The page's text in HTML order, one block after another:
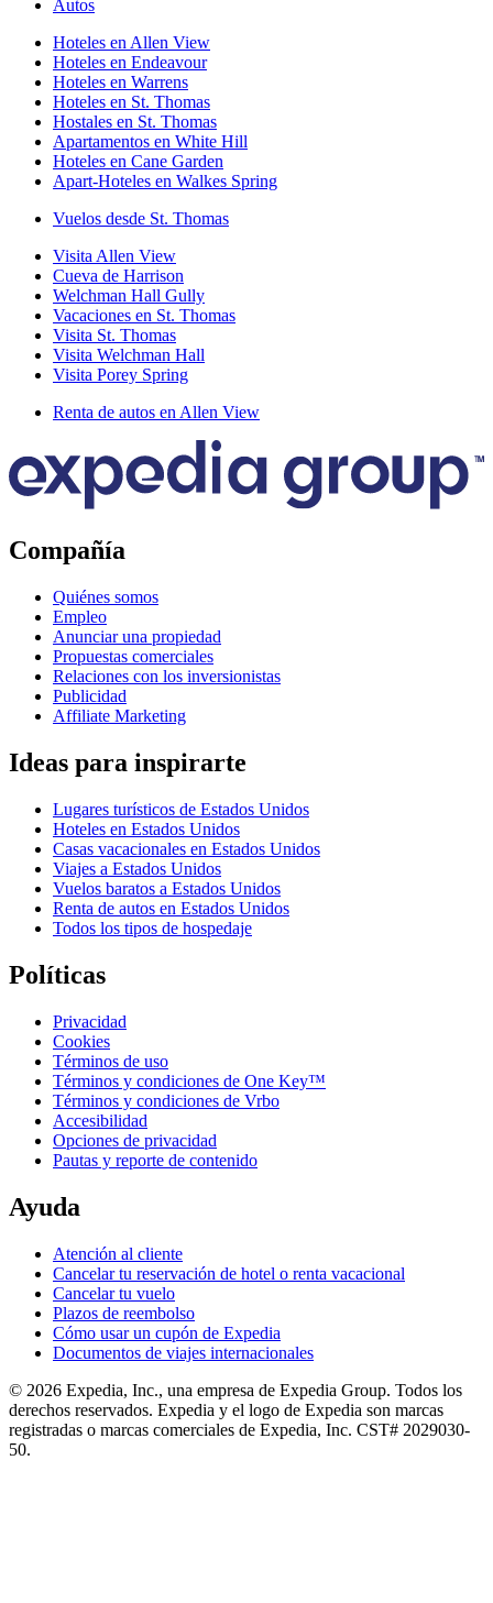
Autos
Hoteles en Allen View
Hoteles en Endeavour
Hoteles en Warrens
Hoteles en St. Thomas
Hostales en St. Thomas
Apartamentos en White Hill
Hoteles en Cane Garden
Apart-Hoteles en Walkes Spring
Vuelos desde St. Thomas
Visita Allen View
Cueva de Harrison
Welchman Hall Gully
Vacaciones en St. Thomas
Visita St. Thomas
Visita Welchman Hall
Visita Porey Spring
Renta de autos en Allen View
Compañía
Quiénes somos
Empleo
Anunciar una propiedad
Propuestas comerciales
Relaciones con los inversionistas
Publicidad
Affiliate Marketing
Ideas para inspirarte
Lugares turísticos de Estados Unidos
Hoteles en Estados Unidos
Casas vacacionales en Estados Unidos
Viajes a Estados Unidos
Vuelos baratos a Estados Unidos
Renta de autos en Estados Unidos
Todos los tipos de hospedaje
Políticas
Privacidad
Cookies
Términos de uso
Términos y condiciones de One Key™
Términos y condiciones de Vrbo
Accesibilidad
Opciones de privacidad
Pautas y reporte de contenido
Ayuda
Atención al cliente
Cancelar tu reservación de hotel o renta vacacional
Cancelar tu vuelo
Plazos de reembolso
Cómo usar un cupón de Expedia
Documentos de viajes internacionales
© 2026 Expedia, Inc., una empresa de Expedia Group. Todos los
derechos reservados. Expedia y el logo de Expedia son marcas
registradas o marcas comerciales de Expedia, Inc. CST# 2029030-
50.